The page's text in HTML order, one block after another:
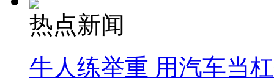
热点新闻
牛人练举重 用汽车当